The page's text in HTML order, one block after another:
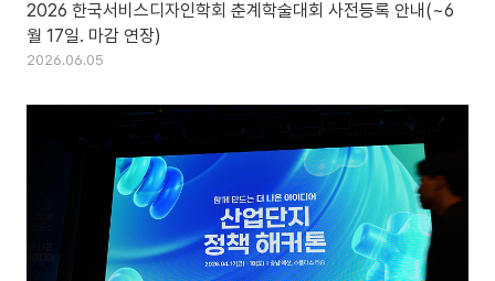
2026 한국서비스디자인학회 춘계학술대회 사전등록 안내(~6
월 17일. 마감 연장)
2026.06.05